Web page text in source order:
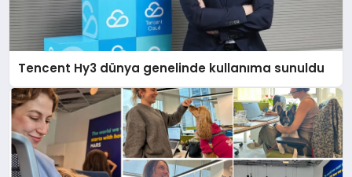
Tencent Hy3 dünya genelinde kullanıma sunuldu